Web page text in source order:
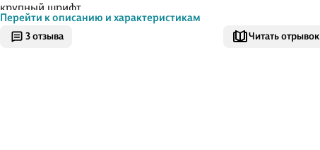
3 отзыва Читать отрывок
крупный шрифт.
Как показывает практика, ученик полностью усвоил тему, если
решает пример и записывает ответ в течение 4-7 секунд. В этом
Перейти к описанию и характеристикам